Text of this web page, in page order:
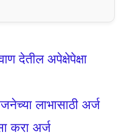
देतील अपेक्षेपेक्षा
लाभासाठी अर्ज
करा अर्ज